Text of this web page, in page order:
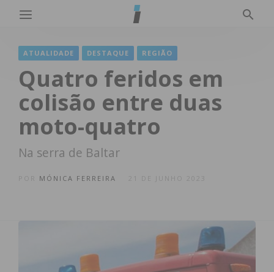
ATUALIDADE DESTAQUE REGIÃO
Quatro feridos em
colisão entre duas
moto-quatro
Na serra de Baltar
MÓNICA FERREIRA